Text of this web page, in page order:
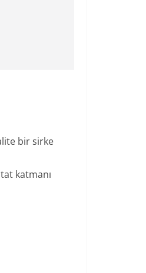
bir sirke
katmanı